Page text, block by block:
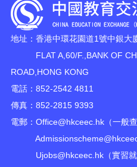
地址：香港中環花園道1號中銀大
FLAT A,60/F.,BANK OF
ROAD,HONG KONG
電話：852-2542 4811
傳真：852-2815 9393
電郵： Office@hkceec.hk（一般查
Ujobs@hkceec.hk（實習就